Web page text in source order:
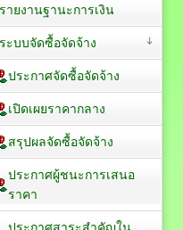
รายงานฐานะการเงิน
ระบบจัดซื้อจัดจ้าง
ประกาศจัดซื้อจัดจ้าง
เปิดเผยราคากลาง
สรุปผลจัดซื้อจัดจ้าง
ประกาศผู้ชนะการเสนอ
ราคา